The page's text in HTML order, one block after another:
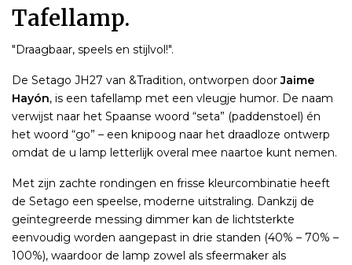
Tafellamp.
"Draagbaar, speels en stijlvol!".
De Setago JH27 van &Tradition, ontworpen doorJaime
Hayón, is een tafellamp met een vleugje humor. De naam
verwijst naar het Spaanse woord “seta” (paddenstoel) én
het woord “go” – een knipoog naar het draadloze ontwerp
omdat de u lamp letterlijk overal mee naartoe kunt nemen.
Met zijn zachte rondingen en frisse kleurcombinatie heeft
de Setago een speelse, moderne uitstraling. Dankzij de
geïntegreerde messing dimmer kan de lichtsterkte
eenvoudig worden aangepast in drie standen (40% – 70% –
100%), waardoor de lamp zowel als sfeermaker als